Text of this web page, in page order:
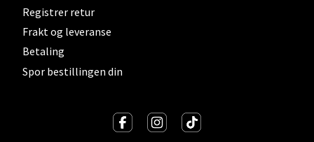
Registrer retur
Frakt og leveranse
Betaling
Spor bestillingen din
Leirvik - Stord
Torgbakken 2, 5401 Stord